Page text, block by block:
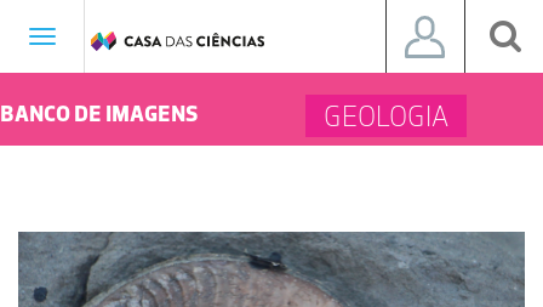
Toggle
BANCO DE IMAGENS GEOLOGIA